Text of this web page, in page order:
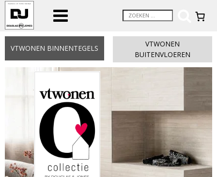
VTWONEN BINNENTEGELS
VTWONEN
BUITENVLOEREN